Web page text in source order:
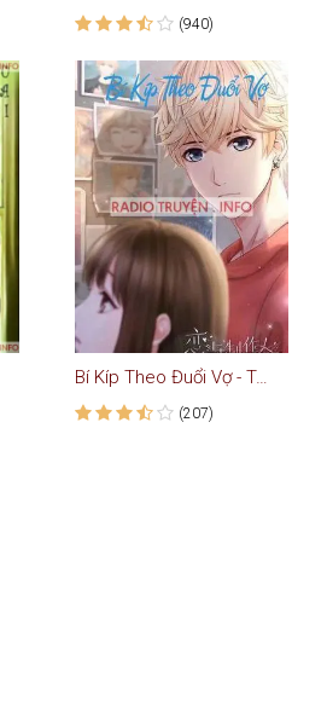
(940)
Bí Kíp Theo Đuổi Vợ - Truyện Ngôn Tình
(207)